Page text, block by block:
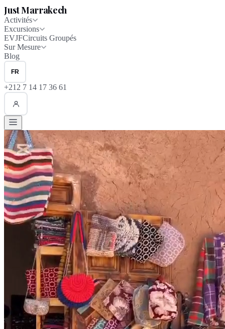
Just Marrakech
Activités
Excursions
EVJFCircuits Groupés
Sur Mesure
Blog
FR
+212 7 14 17 36 61